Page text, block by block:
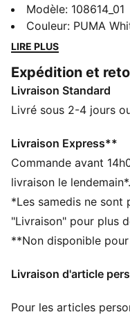
MATCH invite à
mesh souple et léger
mesure et une
balle ultra-précis. La
emplacement autour
agilité et une liberté
CARACTÉRISTIQUES +
La tige des
de matériaux recyclés
Largeur : Régulière
lignes en mesh en
et un meilleur
tige en mesh doux et
un confort et un
Modèle: 108614_01
Couleur: PUMA
LIRE PLUS
Expédition et
Livraison Standard
Livré sous 2-4 jours
Livraison Express**
Commande avant
livraison le lendemain*.
*Les samedis ne sont
"Livraison" pour plus
**Non disponible
Livraison d'article
Pour les articles